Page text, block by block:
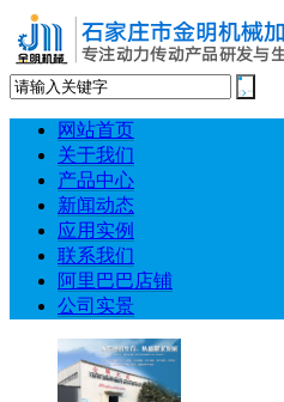
网站首页
关于我们
产品中心
新闻动态
应用实例
联系我们
阿里巴巴店铺
公司实景